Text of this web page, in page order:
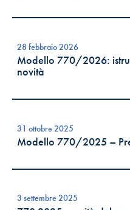
28 febbraio 2026
Modello 770/2026:
novità
31 ottobre 2025
Modello 770/2025 –
3 settembre 2025